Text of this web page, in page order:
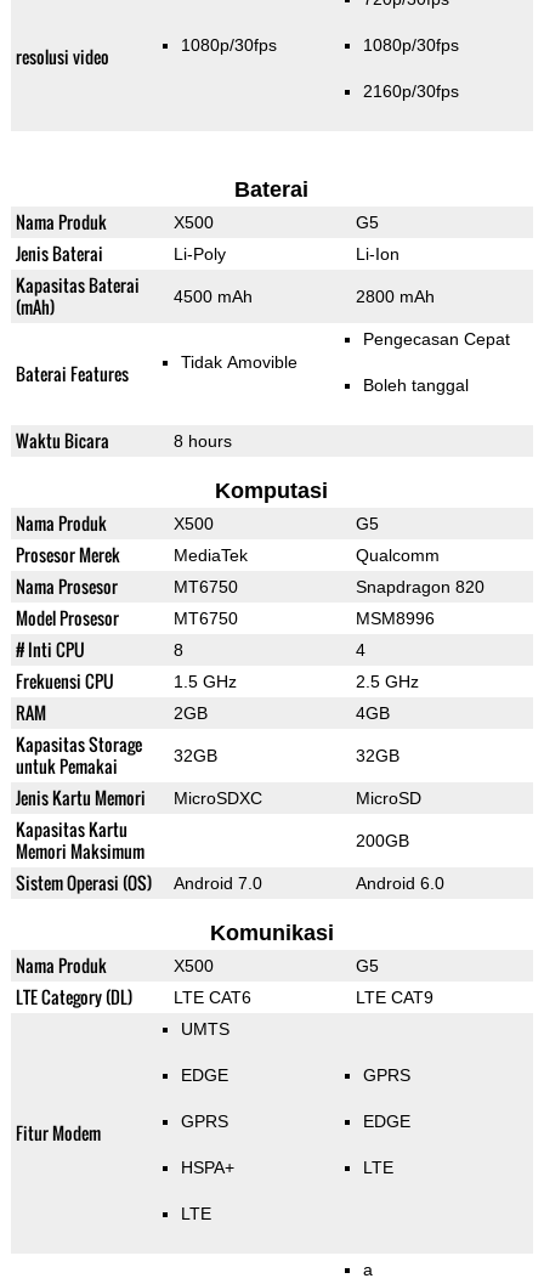
resolusi video 1080p/30fps 1080p/30fps
2160p/30fps
Baterai
Nama Produk X500 G5
Jenis Baterai Li-Poly Li-Ion
Kapasitas Baterai
(mAh)
4500 mAh 2800 mAh
Baterai Features Tidak Amovible
Pengecasan Cepat
Boleh tanggal
Waktu Bicara 8 hours
Komputasi
Nama Produk X500 G5
Prosesor Merek MediaTek Qualcomm
Nama Prosesor MT6750 Snapdragon 820
Model Prosesor MT6750 MSM8996
# Inti CPU 8 4
Frekuensi CPU 1.5 GHz 2.5 GHz
RAM 2GB 4GB
Kapasitas Storage
untuk Pemakai
32GB 32GB
Jenis Kartu Memori MicroSDXC MicroSD
Kapasitas Kartu
Memori Maksimum
200GB
Sistem Operasi (OS) Android 7.0 Android 6.0
Komunikasi
Nama Produk X500 G5
LTE Category (DL) LTE CAT6 LTE CAT9
Fitur Modem
UMTS
EDGE
GPRS
HSPA+
LTE
GPRS
EDGE
LTE
a